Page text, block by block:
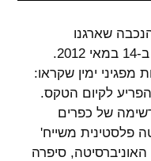
brightness_low
ניגודיות כהה
שארגנו
סטודנטים באוניברסיטת תל אביב ב-14 במאי 2012.
ימין שקראו:
לקיום הטקס.
של כפרים
בשנת 1948, פליטה פלסטינית משייח'
סיפרה